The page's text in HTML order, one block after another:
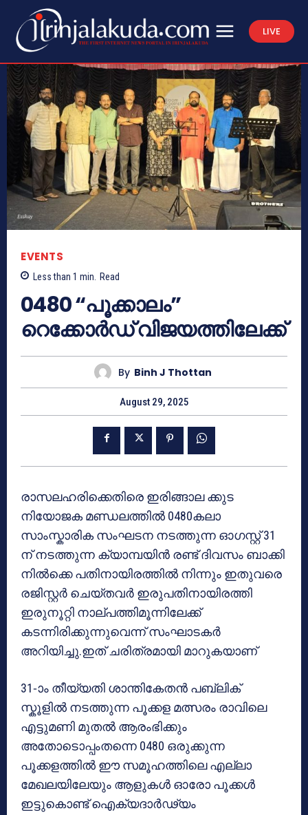
LIVE
EVENTS
Less than 1 min. Read
0480 “പൂക്കാലം”
റെക്കോർഡ് വിജയത്തിലേക്ക്
By Binh J Thottan
August 29, 2025
രാസലഹരിക്കെതിരെ ഇരിങ്ങാല ക്കുട
നിയോജക മണ്ഡലത്തിൽ 0480കലാ
സാംസ്കാരിക സംഘടന നടത്തുന്ന ഓഗസ്റ്റ് 31
ന് നടത്തുന്ന ക്യാമ്പയിൻ രണ്ട് ദിവസം ബാക്കി
നിൽക്കെ പതിനായിരത്തിൽ നിന്നും ഇതുവരെ
രജിസ്റ്റർ ചെയ്തവർ ഇരുപതിനായിരത്തി
ഇരുനൂറ്റി നാല്പത്തിമൂന്നിലേക്ക്
കടന്നിരിക്കുന്നുവെന്ന് സംഘാടകർ
അറിയിച്ചു.ഇത് ചരിത്രമായി മാറുകയാണ്
31-ാം തീയ്യതി ശാന്തികേതൻ പബ്ലിക്
സ്കൂളിൽ നടത്തുന്ന പൂക്കള മത്സരം രാവിലെ
എട്ടുമണി മുതൽ ആരംഭിക്കും
അതോടൊപ്പംതന്നെ 0480 ഒരുക്കുന്ന
പൂക്കളത്തിൽ ഈ സമൂഹത്തിലെ എല്ലാ
മേഖലയിലേയും ആളുകൾ ഓരോ പൂക്കൾ
ഇട്ടുകൊണ്ട് ഐക്യദാർഢ്യം